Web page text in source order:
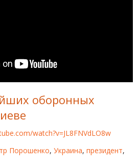
FOR FREEDOMоборонных
watch?v=JL8FNVdLO8w
Порошенко, Украина, президент,